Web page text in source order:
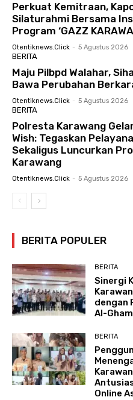
Perkuat Kemitraan,
Silaturahmi Bersama
Program ‘GAZZ
Otentiknews.click - 5 Agustus 2026
BERITA
Maju Pilbpd Walahar,
Bawa Perubahan
Otentiknews.click - 5 Agustus 2026
BERITA
Polresta Karawang
Wish: Tegaskan
Sekaligus Luncurkan
Karawang
Otentiknews.click - 5 Agustus 2026
BERITA POPULER
BERITA
Sinergi
dengan
Al-
BERITA
Online